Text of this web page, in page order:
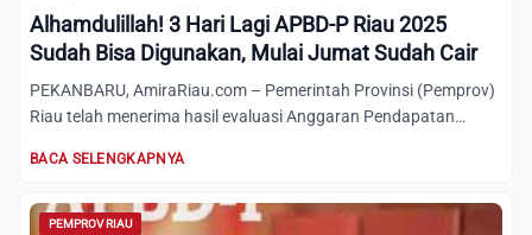
Alhamdulillah! 3 Hari Lagi APBD-P Riau 2025
Sudah Bisa Digunakan, Mulai Jumat Sudah Cair
PEKANBARU, AmiraRiau.com – Pemerintah Provinsi (Pemprov)
Riau telah menerima hasil evaluasi Anggaran Pendapatan
BACA SELENGKAPNYA
PEMPROV RIAU